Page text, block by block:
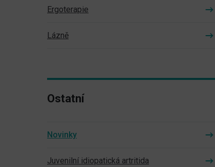
Ergoterapie
Lázně
Ostatní
Novinky
Juvenilní idiopatická artritida